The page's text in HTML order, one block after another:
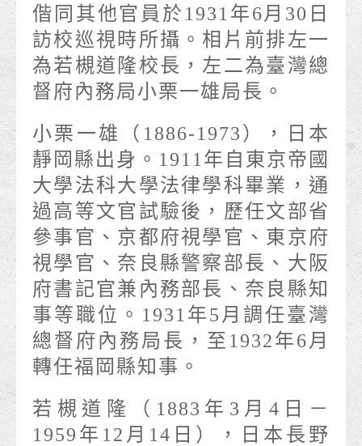
偕同其他官員於1931年6月30日
訪校巡視時所攝。相片前排左一
為若槻道隆校長，左二為臺灣總
督府內務局小栗一雄局長。
小栗一雄（1886-1973），日本
靜岡縣出身。1911年自東京帝國
大學法科大學法律學科畢業，通
過高等文官試驗後，歷任文部省
參事官、京都府視學官、東京府
視學官、奈良縣警察部長、大阪
府書記官兼內務部長、奈良縣知
事等職位。1931年5月調任臺灣
總督府內務局長，至1932年6月
轉任福岡縣知事。
若槻道隆（1883年3月4日－
1959年12月14日），日本長野